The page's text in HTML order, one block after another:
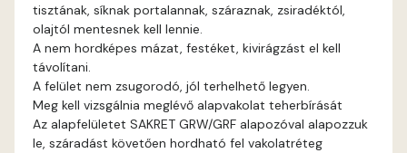
Cognac C
tisztának, síknak portalannak, száraznak, zsiradéktól,
olajtól mentesnek kell lennie.
A nem hordképes mázat, festéket, kivirágzást el kell
távolítani.
A felület nem zsugorodó, jól terhelhető legyen.
Meg kell vizsgálnia meglévő alapvakolat teherbírását
Az alapfelületet SAKRET GRW/GRF alapozóval alapozzuk
le, száradást követően hordható fel vakolatréteg